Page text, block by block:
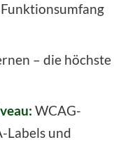
– die höchste
WCAG-
Labels und